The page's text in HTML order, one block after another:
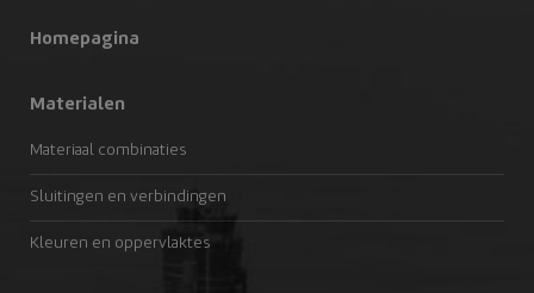
Homepagina
Materialen
Materiaal combinaties
Sluitingen en verbindingen
Kleuren en oppervlaktes